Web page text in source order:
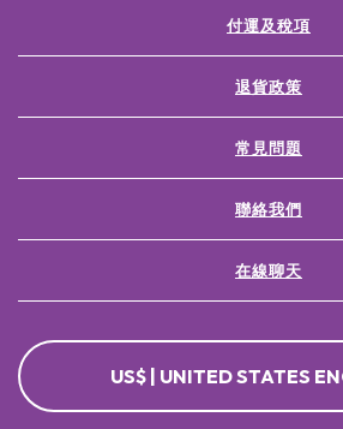
付運及稅項
退貨政策
常見問題
聯絡我們
在線聊天
US$ | UNITED STATES